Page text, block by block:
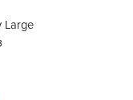
Large